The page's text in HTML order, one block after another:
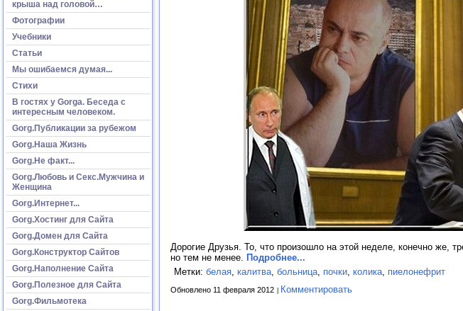
крыша над головой…
Фотографии
Учебники
Статьи
Мы ошибаемся думая...
Стихи
В гостях у Gorga. Беседа с
интересным человеком.
Gorg.Публикации за рубежом
Gorg.Наша Жизнь
Gorg.Не факт...
Gorg.Любовь и Секс.Мужчина и
Женщина
Gorg.Интернет...
Gorg.Хостинг для Сайта
Gorg.Домен для Сайта
Gorg.Конструктор Сайтов
Gorg.Наполнение Сайта
Gorg.Полезное для Сайта
Gorg.Фильмотека
Дорогие Друзья. То, что произошло на этой неделе, конечно же,
но тем не менее. Подробнее...
Метки: белая, калитва, больница, почки, колика, пиелонефрит
Обновлено 11 февраля 2012 Комментировать